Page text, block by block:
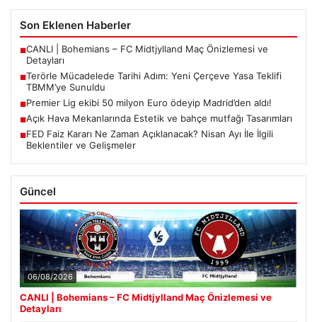
Son Eklenen Haberler
■CANLI | Bohemians – FC Midtjylland Maç Önizlemesi ve
Detayları
■Terörle Mücadelede Tarihi Adım: Yeni Çerçeve Yasa Teklifi
TBMM’ye Sunuldu
■Premier Lig ekibi 50 milyon Euro ödeyip Madrid’den aldı!
■Açık Hava Mekanlarında Estetik ve bahçe mutfağı Tasarımları
■FED Faiz Kararı Ne Zaman Açıklanacak? Nisan Ayı İle İlgili
Beklentiler ve Gelişmeler
Güncel
06/08/2026
CANLI | Bohemians – FC Midtjylland Maç Önizlemesi ve
Detayları